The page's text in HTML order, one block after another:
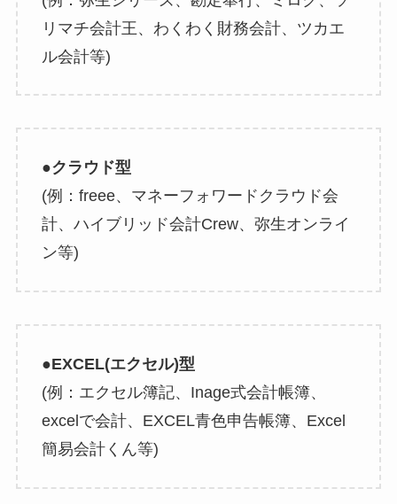
リマチ会計王、わくわく財務会計、ツカエ
ル会計等)
●クラウド型
(例：freee、マネーフォワードクラウド会
計、ハイブリッド会計Crew、弥生オンライ
ン等)
●EXCEL(エクセル)型
(例：エクセル簿記、Inage式会計帳簿、
excelで会計、EXCEL青色申告帳簿、Excel
簡易会計くん等)